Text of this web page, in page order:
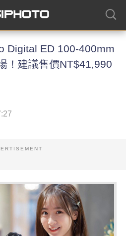
Digital ED 100-400mm
！建議售價NT$41,990